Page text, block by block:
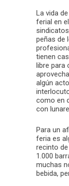
La vida
ferial en
peñas de
tienen
libre para
algún
como en
con
Para un
feria es
recinto
1.000
muchas
bebida,